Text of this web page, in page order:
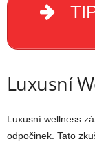
Luxusní
Luxusní wellness
odpočinek. Tato